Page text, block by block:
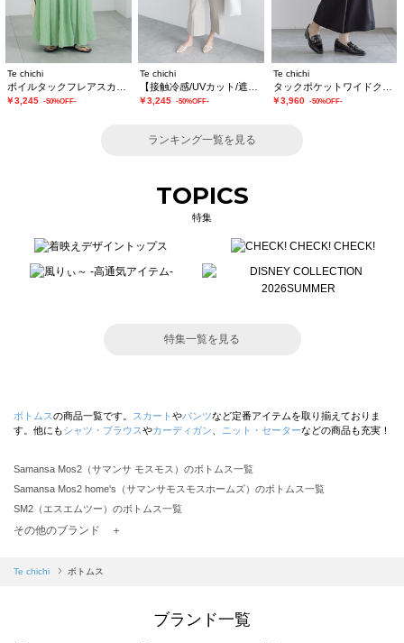
Te chichi
￥3,245 -50%OFF-
Te chichi
￥3,245 -50%OFF-
Te chichi
￥3,960 -50%OFF-
ランキング一覧を見る
TOPICS
特集
特集一覧を見る
ボトムスの商品一覧です。 スカート やパンツなど定番アイテムを取り揃えておりま
す。他にもシャツ・ブラウスやカーディガン ニット・セーターなどの商品も充実！
Samansa Mos2（サマンサ モスモス）のボトムス一覧
Samansa Mos2 home's（サマンサモスモスホームズ）のボトムス一覧
SM2（エスエムツー）のボトムス一覧
TSUHARU by Samansa Mos2（ツハルバイサマンサモスモス）のボトムス一覧
Samansa Mos2 blue（サマンサモスモス ブルー）のボトムス一覧
sō4ū（ソウフォーユー）のボトムス一覧
その他のブランド ＋
Te chichi ボトムス
ブランド一覧